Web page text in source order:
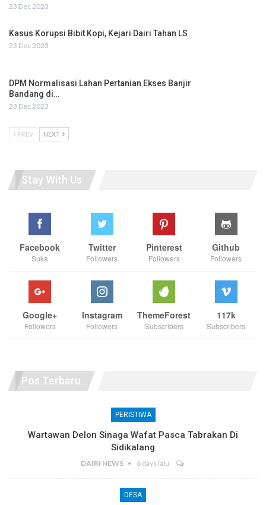
23 Dec 2023
Kasus Korupsi Bibit Kopi, Kejari Dairi Tahan LS
23 Dec 2023
DPM Normalisasi Lahan Pertanian Ekses Banjir
Bandang di…
23 Dec 2023
PREV NEXT
Stay With Us
Facebook
Suka
Twitter
Followers
Pinterest
Followers
Github
Followers
Google+
Followers
Instagram
Followers
ThemeForest
Subscribers
117k
Subscribers
Pos Terbaru
PERISTIWA
Wartawan Delon Sinaga Wafat Pasca Tabrakan Di
Sidikalang
DAIRI NEWS 6 days lalu
DESA